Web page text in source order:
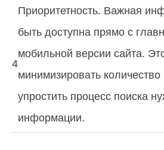
4
Приоритетность. Важная
быть доступна прямо с
мобильной версии сайта.
минимизировать количество
упростить процесс поиска
информации.